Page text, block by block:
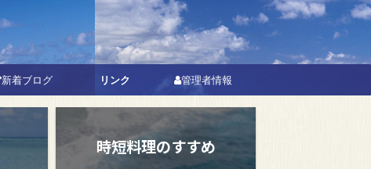
新着ブログ リンク 管理者情報
時短料理のすすめ